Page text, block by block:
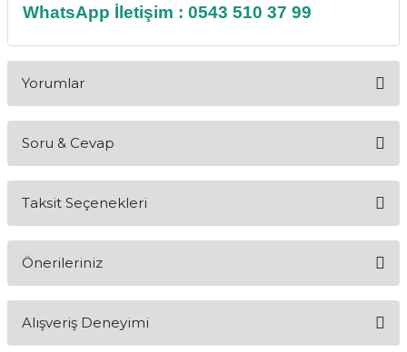
WhatsApp İletişim : 0543 510 37 99
Yorumlar
Soru & Cevap
Taksit Seçenekleri
Önerileriniz
konularda yetersiz gördüğünüz noktaları öneri formunu
kullanarak tarafımıza iletebilirsiniz.
Alışveriş Deneyimi